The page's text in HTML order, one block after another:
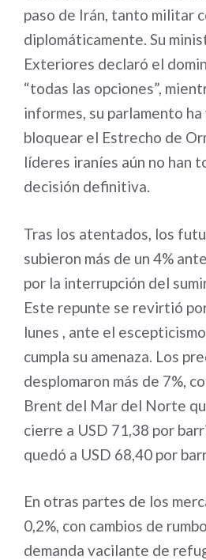
paso de Irán, tanto militar
diplomáticamente. Su
Exteriores declaró el
“todas las opciones”,
informes, su parlamento
bloquear el Estrecho de
líderes iraníes aún no han
decisión definitiva.
Tras los atentados, los
subieron más de un 4%
por la interrupción del
Este repunte se revirtió
lunes , ante el
cumpla su amenaza. Los
desplomaron más de 7%,
Brent del Mar del Norte
cierre a USD 71,38 por
quedó a USD 68,40 por
En otras partes de los
0,2%, con cambios de
demanda vacilante de